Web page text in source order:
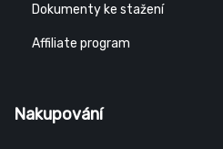
Dokumenty ke stažení
Affiliate program
Nakupování